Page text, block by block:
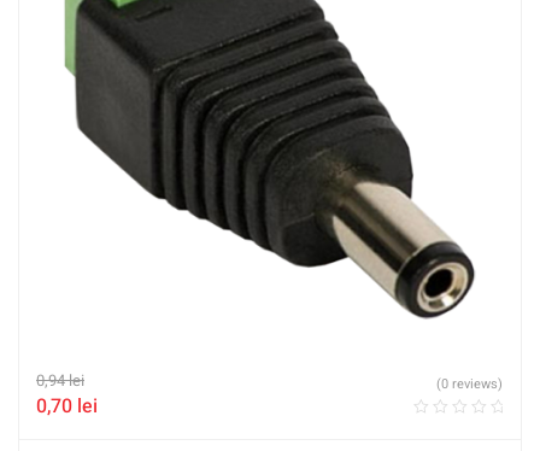
0,94lei
0,70 lei
(0 reviews)